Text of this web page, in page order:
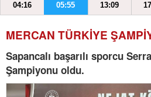
04:16 05:55 13:09
MERCAN TÜRKİYE
Sapancalı başarılı sporcu
Şampiyonu oldu.